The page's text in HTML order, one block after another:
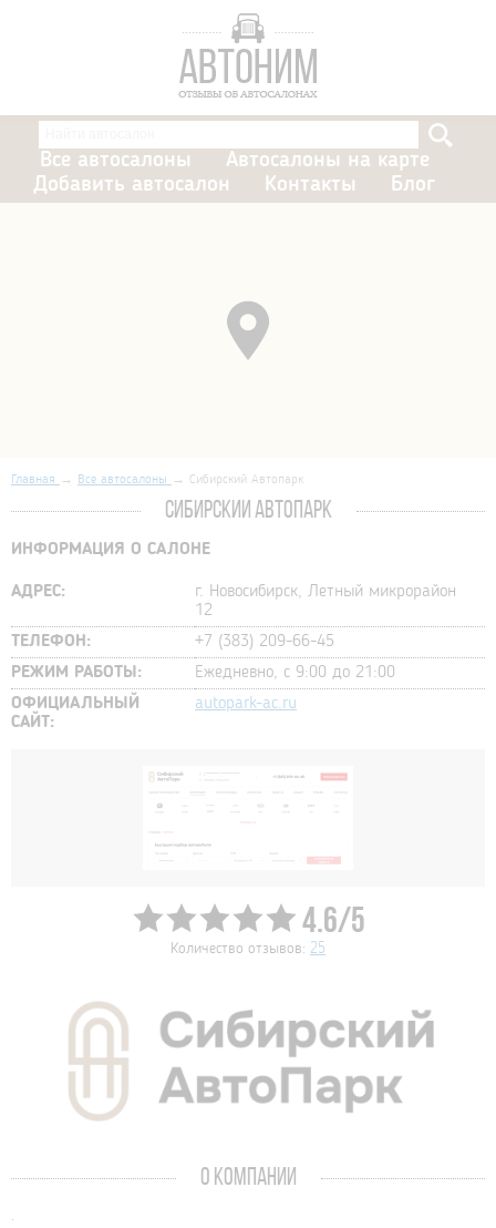
Все автосалоны
Автосалоны на карте
Добавить автосалон
Контакты Блог
Главная Все автосалоны Сибирский Автопарк
СИБИРСКИЙ АВТОПАРК
ИНФОРМАЦИЯ О САЛОНЕ
АДРЕС:
г. Новосибирск, Летный микрорайон
12
ТЕЛЕФОН:
+7 (383) 209-66-45
РЕЖИМ РАБОТЫ:
Ежедневно, с 9:00 до 21:00
ОФИЦИАЛЬНЫЙ
САЙТ:
autopark-ac.ru
4.6/5
Количество отзывов: 25
О КОМПАНИИ
.